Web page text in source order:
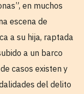
en muchos
escena de
a su hija, raptada
a un barco
casos existen y
del delito